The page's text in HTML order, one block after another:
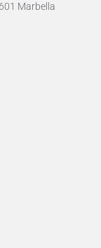
Marbella